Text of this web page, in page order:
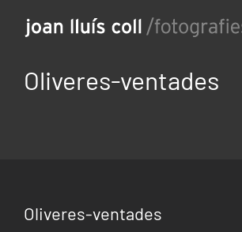
Oliveres-ventades
Oliveres-ventades